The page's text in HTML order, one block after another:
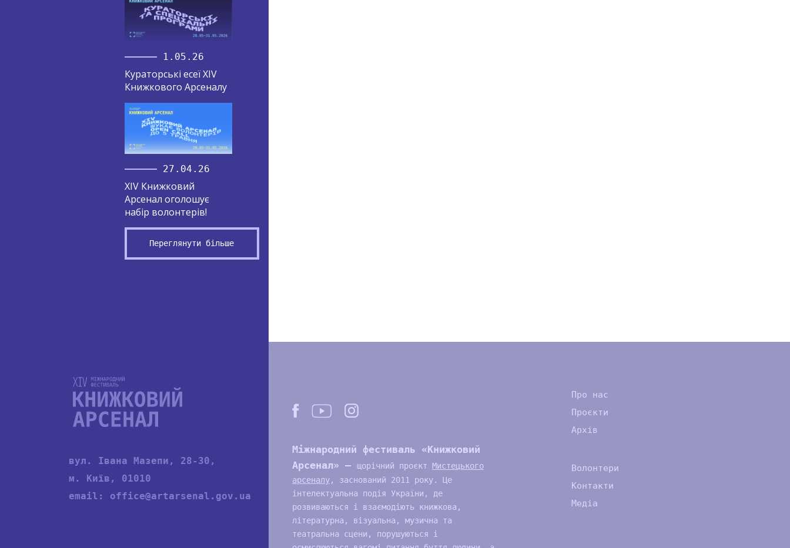
1.05.26
Кураторські есеї XIV
Книжкового Арсеналу
27.04.26
XIV Книжковий
Арсенал оголошує
набір волонтерів!
Переглянути більше
вул. Івана Мазепи, 28-30,
м. Київ, 01010
email: office@artarsenal.gov.ua
Міжнародний фестиваль «Книжковий
Арсенал» —
щорічний проєкт Мистецького
арсеналу, заснований 2011 року. Це
інтелектуальна подія України, де
розвиваються і взаємодіють книжкова,
літературна, візуальна, музична та
театральна сцени, порушуються і
Про нас
Проєкти
Архів
Волонтери
Контакти
Медіа